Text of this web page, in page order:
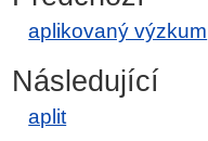
aplikovaný výzkum
Následující
aplit